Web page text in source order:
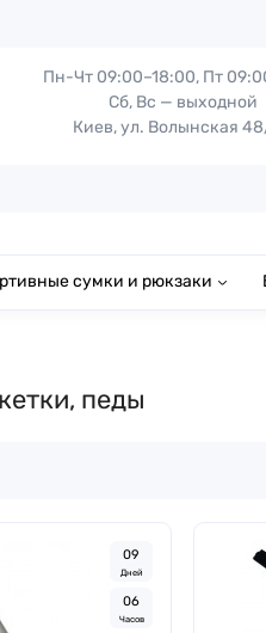
Пн-Чт 09:00–18:00, Пт
Сб, Вс — выходной
Киев, ул. Волынская
сумки и рюкзаки
педы
09
Дней
06
Часов